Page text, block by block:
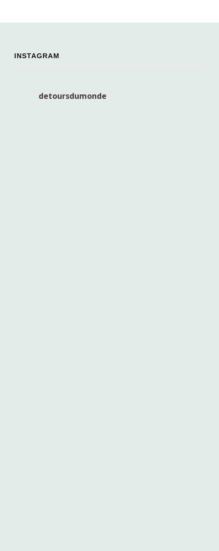
INSTAGRAM
detoursdumonde